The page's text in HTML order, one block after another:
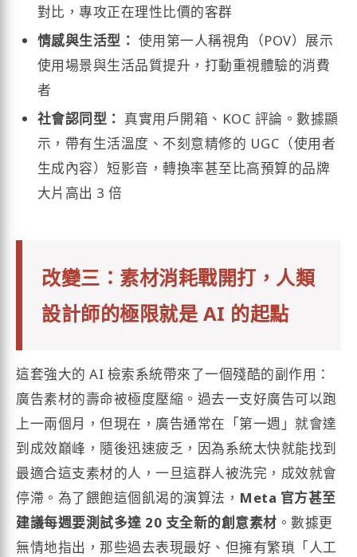
對比，專攻正在理性比價的客群
情感與生活型： 使用第一人稱視角（POV）展示
使用場景與生活品質提升，打動重視體驗的消費
者
社會認同型： 真實用戶開箱、KOC 評論。數據顯
示，帶有生活溫度、不刻意精修的 UGC（使用者
生成內容）短影音，轉換率甚至比高預算的品牌
大片高出 3 倍
改變三：素材消耗戰開打，人類
設計師的極限就是 AI 的起點
這套強大的 AI 檢索系統帶來了一個殘酷的副作用：
廣告素材的壽命被極度壓縮。過去一支好廣告可以跑
上一兩個月，但現在，廣告通常在「第一週」就會達
到成效巔峰，隨後迅速疲乏，因為系統太快就能找到
最適合這支素材的人，一旦這群人被洗完，成效就會
停滯。為了餵飽這個飢渴的演算法， Meta 官方甚至
建議每週要測試多達 20 支全新的創意素材 。數據更
無情地指出，那些過去表現最好、但擁有繁瑣「人工